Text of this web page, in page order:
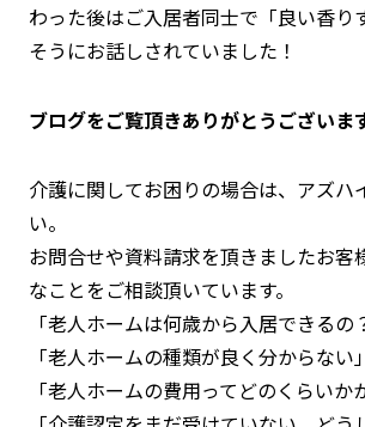
わった後はご入居者同士で「良い香
そうにお話しされていました！
ブログをご覧頂きありがとうございます
介護に関してお困りの場合は、アズハ
い。
お問合せや資料請求を頂きましたお客
なことをご相談頂いています。
「老人ホームは何歳から入居できるの
「老人ホームの種類が良く分からない」
「老人ホームの費用ってどのくらいか